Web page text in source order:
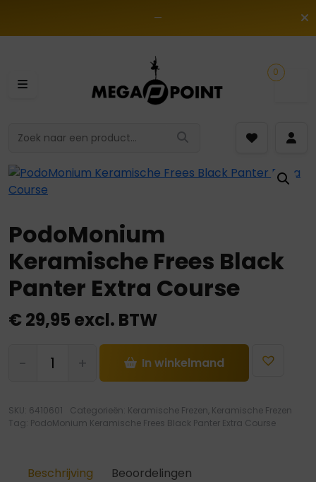
—
0
PodoMonium
Keramische Frees Black
Panter Extra Course
€29,95 excl. BTW
-
Keramische
Black
Panter
hoeveelheid
+ In winkelmand
SKU: 6410601 Categorieën: Keramische Frezen Keramische Frezen
Tag: PodoMonium Keramische Frees Black Panter Extra Course
Beschrijving Beoordelingen